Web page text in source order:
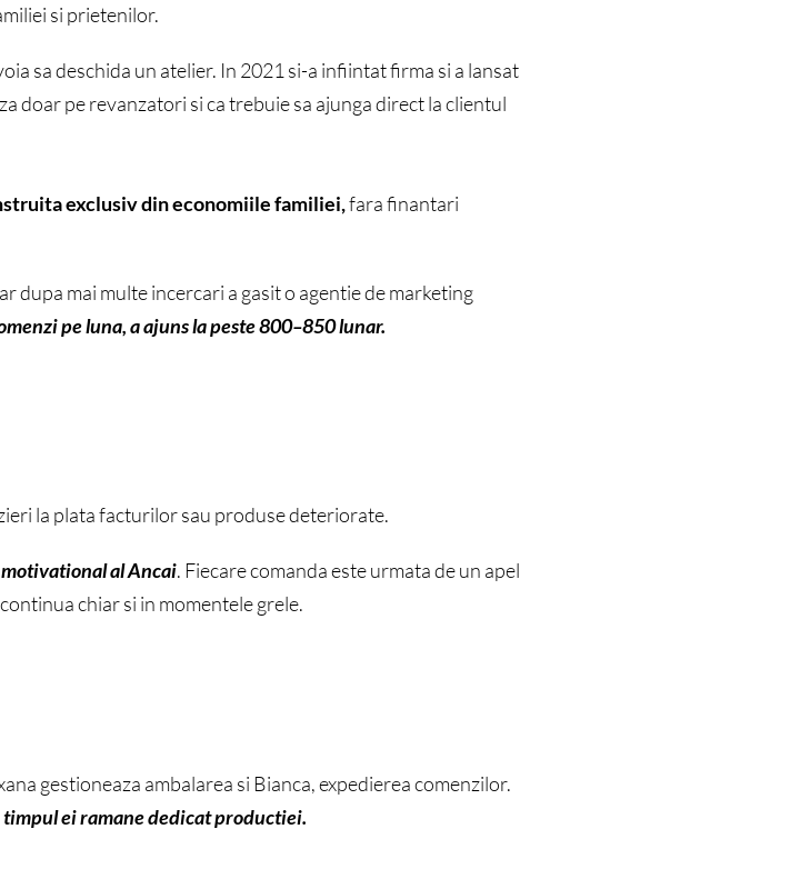
si prietenilor.
sa deschida un atelier. In 2021 si-a infiintat firma si a lansat
doar pe revanzatori si ca trebuie sa ajunga direct la clientul
exclusiv din economiile familiei,fara finantari
dupa mai multe incercari a gasit o agentie de marketing
pe luna, a ajuns la peste 800–850 lunar.
la plata facturilor sau produse deteriorate.
al Ancai. Fiecare comanda este urmata de un apel
chiar si in momentele grele.
gestioneaza ambalarea si Bianca, expedierea comenzilor.
timpul ei ramane dedicat productiei.